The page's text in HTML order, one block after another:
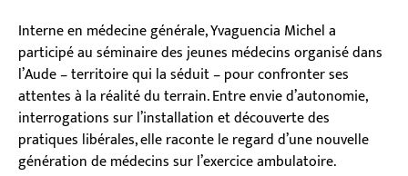
Interne en médecine générale, Yvaguencia Michel a
participé au séminaire des jeunes médecins organisé dans
l’Aude – territoire qui la séduit – pour confronter ses
attentes à la réalité du terrain. Entre envie d’autonomie,
interrogations sur l’installation et découverte des
pratiques libérales, elle raconte le regard d’une nouvelle
génération de médecins sur l’exercice ambulatoire.